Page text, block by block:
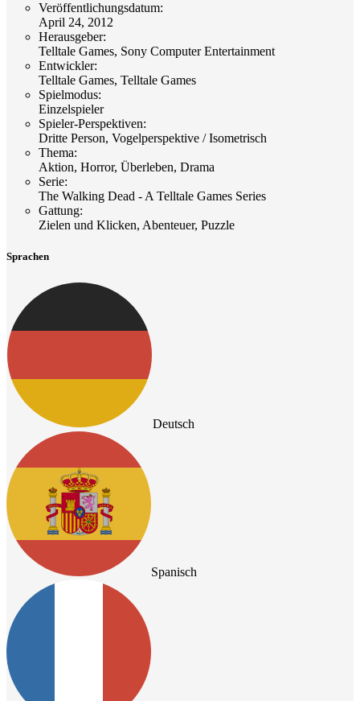
Veröffentlichungsdatum:
April 24, 2012
Herausgeber:
Telltale Games, Sony Computer Entertainment
Entwickler:
Telltale Games, Telltale Games
Spielmodus:
Einzelspieler
Spieler-Perspektiven:
Dritte Person, Vogelperspektive / Isometrisch
Thema:
Aktion, Horror, Überleben, Drama
Serie:
The Walking Dead - A Telltale Games Series
Gattung:
Zielen und Klicken, Abenteuer, Puzzle
Sprachen
Deutsch
Spanisch